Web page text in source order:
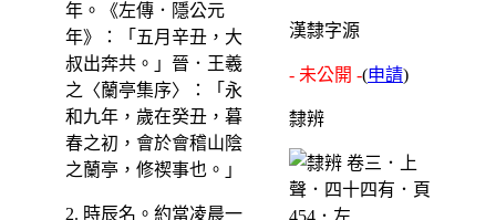
年。《左傳．隱公元
年》：「五月辛丑，大
叔出奔共。」晉．王羲
之〈蘭亭集序〉：「永
和九年，歲在癸丑，暮
春之初，會於會稽山陰
之蘭亭，修禊事也。」
2. 時辰名。約當凌晨一
漢隸字源
- 未公開 -(申請)
隸辨